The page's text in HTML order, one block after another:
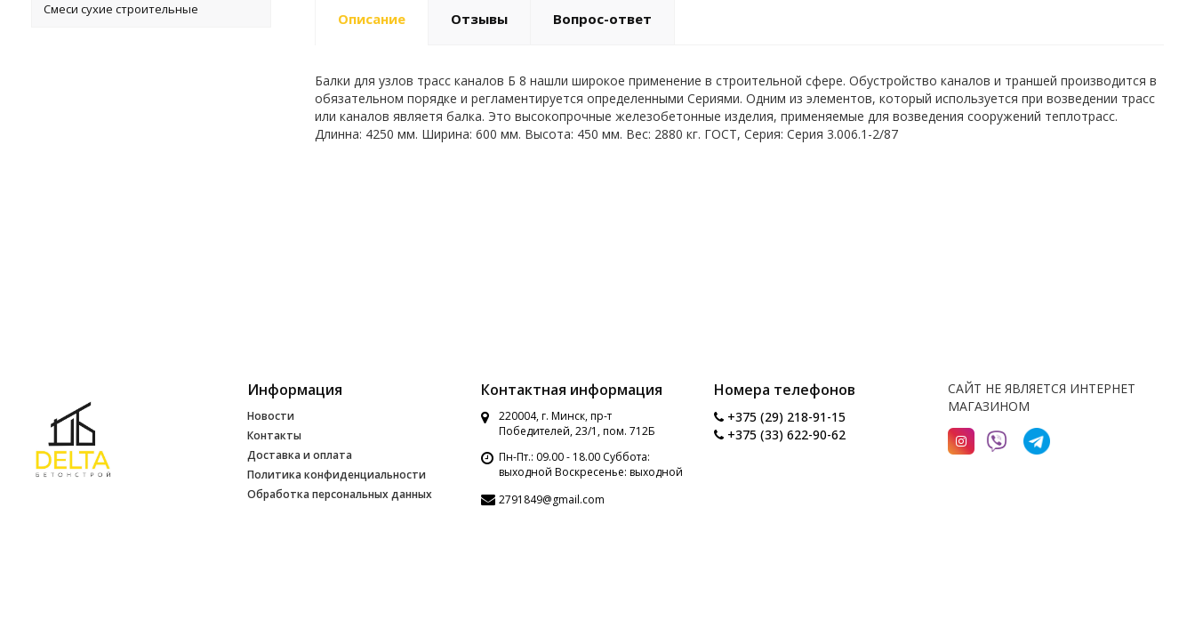
Смеси сухие строительные
Описание Отзывы Вопрос-ответ
Балки для узлов трасс каналов Б 8 нашли широкое применение в строительной сфере. Обустройство каналов и траншей производится в
обязательном порядке и регламентируется определенными Сериями. Одним из элементов, который используется при возведении трасс
или каналов являетя балка. Это высокопрочные железобетонные изделия, применяемые для возведения сооружений теплотрасс.
Длинна: 4250 мм. Ширина: 600 мм. Высота: 450 мм. Вес: 2880 кг. ГОСТ, Серия: Серия 3.006.1-2/87
Информация
Новости
Контакты
Доставка и оплата
Политика конфиденциальности
Обработка персональных данных
Контактная информация
220004, г. Минск, пр-т
Победителей, 23/1, пом. 712Б
Пн-Пт.: 09.00 - 18.00 Суббота:
выходной Воскресенье: выходной
2791849@gmail.com
Номера телефонов
+375 (29) 218-91-15
+375 (33) 622-90-62
САЙТ НЕ ЯВЛЯЕТСЯ ИНТЕРНЕТ
МАГАЗИНОМ